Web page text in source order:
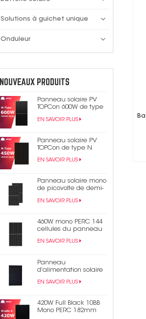
Solutions à guichet unique
Onduleur
NOUVEAUX PRODUITS
Panneau solaire PV
TOPCon 600W de type
EN SAVOIR PLUS
Panneau solaire PV
TOPCon de type N
EN SAVOIR PLUS
Panneau solaire mono
de picovolte de demi-
élevé 550W 9bb Perc
EN SAVOIR PLUS
460W mono PERC 144
cellules du panneau
panneau
EN SAVOIR PLUS
Panneau
d'alimentation solaire
monocristallins de 430
EN SAVOIR PLUS
420W Full Black 10BB
Mono PERC 182mm